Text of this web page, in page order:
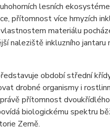
lesních
přítomnost více hmyzích
materiálu
naleziště inkluzního jantaru
období střední
drobné organismy i
přítomnost
biologickému spektru
Země.